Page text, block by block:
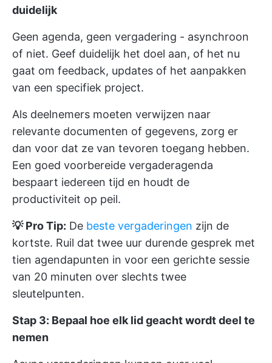
duidelijk
Geen agenda, geen vergadering - asynchroon
of niet. Geef duidelijk het doel aan, of het nu
gaat om feedback, updates of het aanpakken
van een specifiek project.
Als deelnemers moeten verwijzen naar
relevante documenten of gegevens, zorg er
dan voor dat ze van tevoren toegang hebben.
Een goed voorbereide vergaderagenda
bespaart iedereen tijd en houdt de
productiviteit op peil.
💡 Pro Tip: De beste vergaderingen zijn de
kortste. Ruil dat twee uur durende gesprek met
tien agendapunten in voor een gerichte sessie
van 20 minuten over slechts twee
sleutelpunten.
Stap 3: Bepaal hoe elk lid geacht wordt deel te
nemen